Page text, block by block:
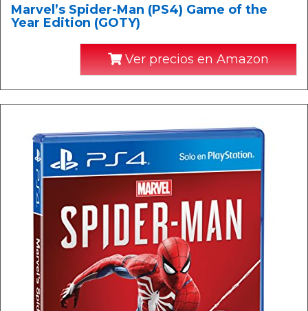
Marvel’s Spider-Man (PS4) Game of the
Year Edition (GOTY)
Ver precios en Amazon